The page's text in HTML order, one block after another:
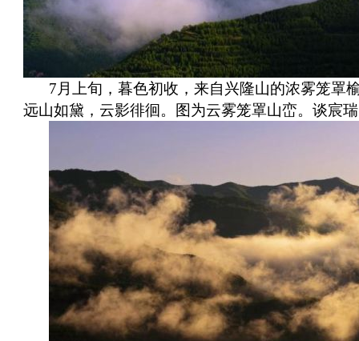
7月上旬，暮色初收，来自兴隆山的浓雾笼罩
远山如黛，云影徘徊。图为云雾笼罩山峦。谈宸